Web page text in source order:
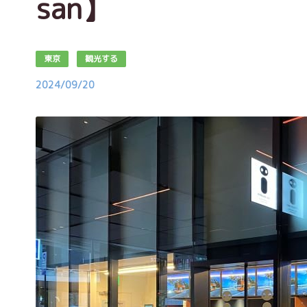
san】
東京 観光する
2024/09/20